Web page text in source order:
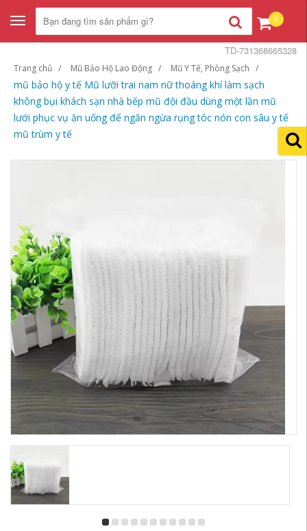
Toggle
navigation
0
Trang chủ Mũ Bảo Hộ Lao Động Mũ Y Tế, Phòng Sạch
mũ bảo hộ y tế Mũ lưỡi trai nam nữ thoáng khí làm sạch
không bụi khách sạn nhà bếp mũ đội đầu dùng một lần mũ
lưới phục vụ ăn uống để ngăn ngừa rụng tóc nón con sâu y tế
mũ trùm y tế
TD-731368665328